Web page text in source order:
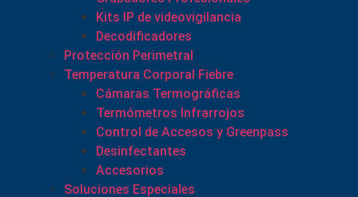
Kits IP de videovigilancia
Decodificadores
Protección Perimetral
Temperatura Corporal Fiebre
Cámaras Termográficas
Termómetros Infrarrojos
Control de Accesos y Greenpass
Desinfectantes
Accesorios
Soluciones Especiales